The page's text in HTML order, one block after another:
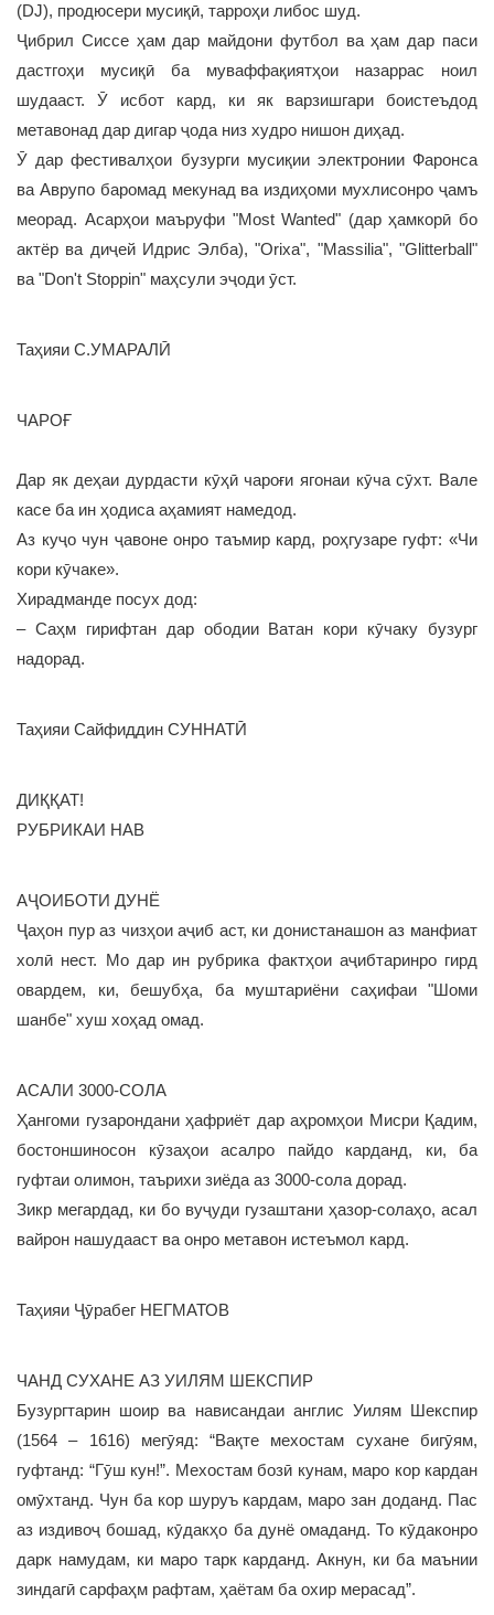
(DJ), продюсери мусиқӣ, тарроҳи либос шуд.
Ҷибрил Сиссе ҳам дар майдони футбол ва ҳам дар паси
дастгоҳи мусиқӣ ба муваффақиятҳои назаррас ноил
шудааст. Ӯ исбот кард, ки як варзишгари боистеъдод
метавонад дар дигар ҷода низ худро нишон диҳад.
Ӯ дар фестивалҳои бузурги мусиқии электронии Фаронса
ва Аврупо баромад мекунад ва издиҳоми мухлисонро ҷамъ
меорад. Асарҳои маъруфи "Most Wanted" (дар ҳамкорӣ бо
актёр ва диҷей Идрис Элба), "Orixа", "Massilia", "Glitterball"
ва "Don't Stoppin" маҳсули эҷоди ӯст.
Таҳияи С.УМАРАЛӢ
ЧАРОҒ
Дар як деҳаи дурдасти кӯҳӣ чароғи ягонаи кӯча сӯхт. Вале
касе ба ин ҳодиса аҳамият намедод.
Аз куҷо чун ҷавоне онро таъмир кард, роҳгузаре гуфт: «Чи
кори кӯчаке».
Хирадманде посух дод:
– Саҳм гирифтан дар ободии Ватан кори кӯчаку бузург
надорад.
Таҳияи Сайфиддин СУННАТӢ
ДИҚҚАТ!
РУБРИКАИ НАВ
АҶОИБОТИ ДУНЁ
Ҷаҳон пур аз чизҳои аҷиб аст, ки донистанашон аз манфиат
холӣ нест. Мо дар ин рубрика фактҳои аҷибтаринро гирд
овардем, ки, бешубҳа, ба муштариёни саҳифаи "Шоми
шанбе" хуш хоҳад омад.
АСАЛИ 3000-СОЛА
Ҳангоми гузарондани ҳафриёт дар аҳромҳои Мисри Қадим,
бостоншиносон кӯзаҳои асалро пайдо карданд, ки, ба
гуфтаи олимон, таърихи зиёда аз 3000-сола дорад.
Зикр мегардад, ки бо вуҷуди гузаштани ҳазор-солаҳо, асал
вайрон нашудааст ва онро метавон истеъмол кард.
Таҳияи Ҷӯрабег НЕГМАТОВ
ЧАНД СУХАНЕ АЗ УИЛЯМ ШЕКСПИР
Бузургтарин шоир ва нависандаи англис Уилям Шекспир
(1564 – 1616) мегӯяд: “Вақте мехостам сухане бигӯям,
гуфтанд: “Гӯш кун!”. Мехостам бозӣ кунам, маро кор кардан
омӯхтанд. Чун ба кор шуруъ кардам, маро зан доданд. Пас
аз издивоҷ бошад, кӯдакҳо ба дунё омаданд. То кӯдаконро
дарк намудам, ки маро тарк карданд. Акнун, ки ба маънии
зиндагӣ сарфаҳм рафтам, ҳаётам ба охир мерасад”.